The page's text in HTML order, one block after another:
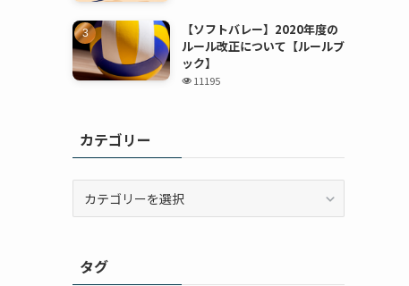
【ソフトバレー】2020年度の
ルール改正について【ルールブ
ック】
11195
カテゴリー
ータグ